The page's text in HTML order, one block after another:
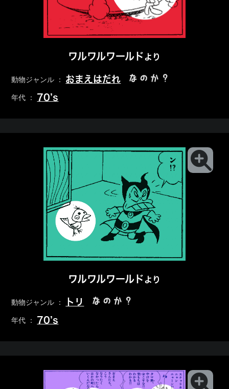
ワルワルワールドより
動物ジャンル ： おまえはだれ なのか？
年代 ： 70’s
ワルワルワールドより
動物ジャンル ： トリ なのか？
年代 ： 70’s